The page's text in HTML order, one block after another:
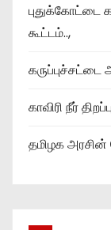
புதுக்கோட்டை
கூட்டம்..,
கருப்புச்சட்டை
காவிரி நீர்
தமிழக